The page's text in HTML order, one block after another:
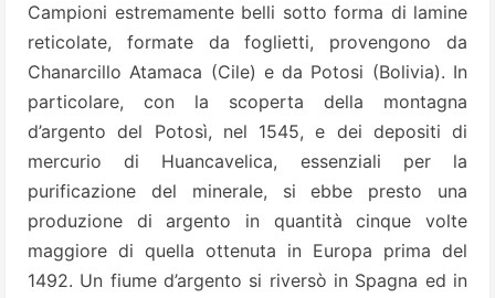
Campioni estremamente belli sotto forma di lamine
reticolate, formate da foglietti, provengono da
Chanarcillo Atamaca (Cile) e da Potosi (Bolivia). In
particolare, con la scoperta della montagna
d’argento del Potosì, nel 1545, e dei depositi di
mercurio di Huancavelica, essenziali per la
purificazione del minerale, si ebbe presto una
produzione di argento in quantità cinque volte
maggiore di quella ottenuta in Europa prima del
1492. Un fiume d’argento si riversò in Spagna ed in